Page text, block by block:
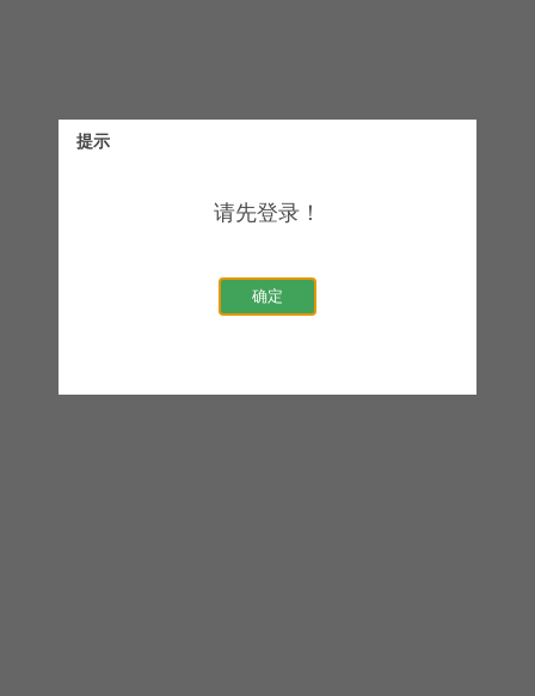
提示
请先登录！